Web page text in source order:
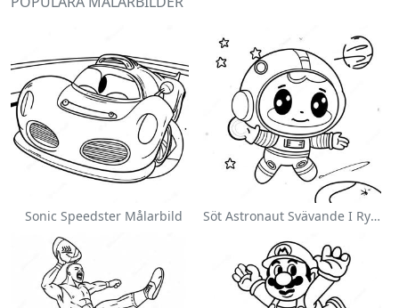
Sonic Speedster Målarbild Söt Astronaut Svävande I Rymden Målarbild